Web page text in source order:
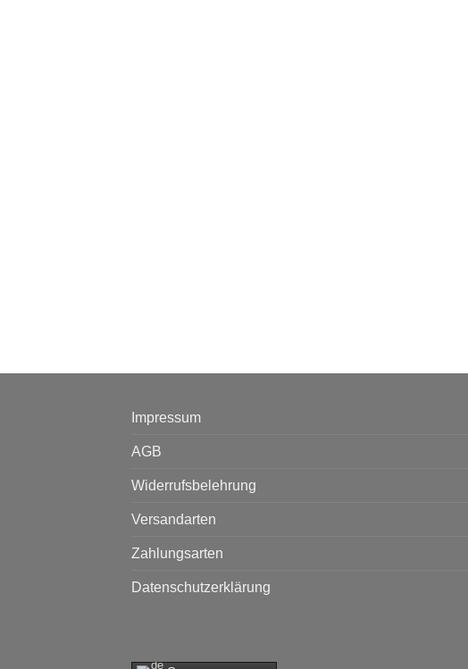
Impressum
AGB
Widerrufsbelehrung
Versandarten
Zahlungsarten
Datenschutzerklärung